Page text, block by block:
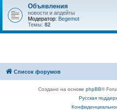
Объявления
новости и апдейты
Модератор: Begemot
Темы: 82
Список форумов
Создано на основе phpBB®
Русская